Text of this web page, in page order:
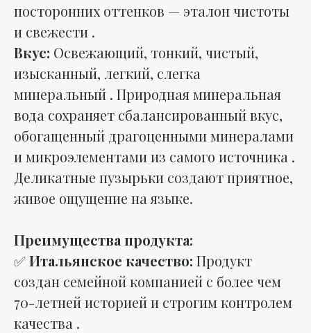
посторонних оттенков — эталон чистоты
и свежести .
Вкус: Освежающий, тонкий, чистый,
изысканный, легкий, слегка
минеральный . Природная минеральная
вода сохраняет сбалансированный вкус,
обогащенный драгоценными минералами
и микроэлементами из самого источника .
Деликатные пузырьки создают приятное,
живое ощущение на языке.
Преимущества продукта:
✅Итальянское качество: Продукт
создан семейной компанией с более чем
70-летней историей и строгим контролем
качества .